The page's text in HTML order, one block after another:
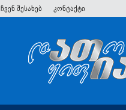
ჩვენ შესახებ კონტაქტი
ათიანი